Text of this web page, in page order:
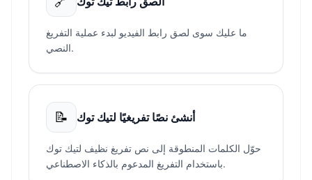
ما عليك سوى لصق رابط الفيديو لبدء عملية التفريغ
النصي.
📝 أنشئ نصًا تفريغيًا لتيك توك
حوّل الكلمات المنطوقة إلى نص تفريغ نظيف لتيك توك
باستخدام التفريغ المدعوم بالذكاء الاصطناعي.